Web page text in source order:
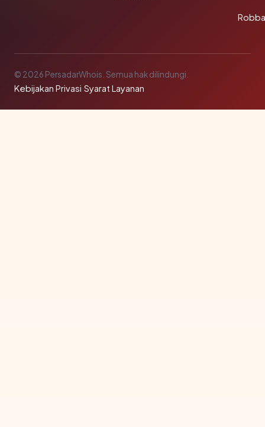
© 2026 PersadarWhois. Semua hak dilindungi.
Kebijakan Privasi·Syarat Layanan